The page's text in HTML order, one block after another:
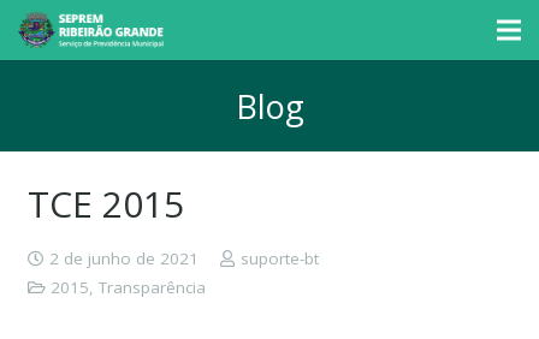
Blog
TCE 2015
2 de junho de 2021
suporte-bt
2015 Transparência